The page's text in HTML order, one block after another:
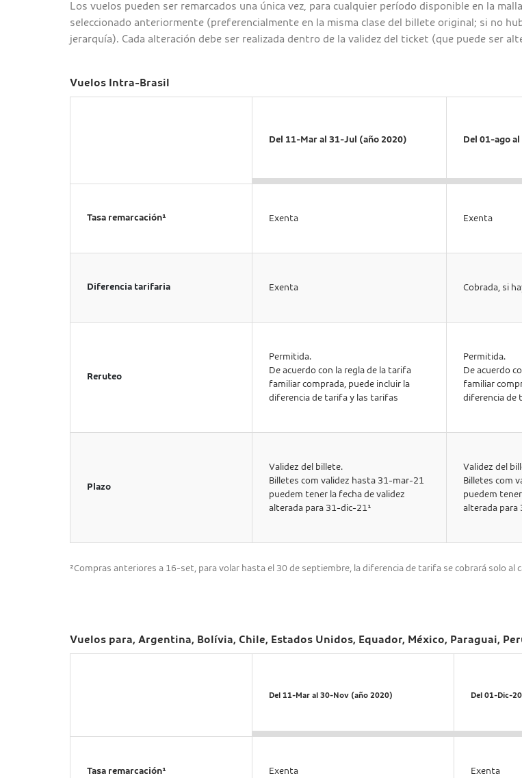
Los vuelos pueden ser remarcados una única vez, para cualquier período disponible en la
seleccionado anteriormente (preferencialmente en la misma clase del billete original; si no
jerarquía). Cada alteración debe ser realizada dentro de la validez del ticket (que puede ser
Vuelos Intra-Brasil
Del 11-Mar al 31-Jul (año 2020) Del 01-ago
Tasa remarcación¹ Exenta Exenta
Diferencia tarifaria Exenta Cobrada, si
Reruteo
Permitida.
De acuerdo con la regla de la tarifa
familiar comprada, puede incluir la
diferencia de tarifa y las tarifas
Permitida.
De acuerdo
familiar
diferencia de
Plazo
Validez del billete.
Billetes com validez hasta 31-mar-21
puedem tener la fecha de validez
alterada para 31-dic-21¹
Validez del
Billetes com
puedem
alterada para
²Compras anteriores a 16-set, para volar hasta el 30 de septiembre, la diferencia de tarifa se cobrará solo
Vuelos para, Argentina, Bolívia, Chile, Estados Unidos, Equador, México, Paraguai,
Del 11-Mar al 30-Nov (año 2020) Del 01-Dic-
Tasa remarcación¹ Exenta Exenta